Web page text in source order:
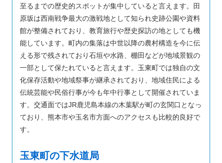
至るまでの歴史的スポットが集中していると言えます。田
原坂は西南戦争最大の激戦地として知られ史跡公園や資料
館が整備されており、教育旅行や歴史探訪の地としても機
能しています。町内の集落は中世以降の農村構造を今に伝
える形で残されており石垣や水路、棚田などが地域景観の
一部として保たれていると言えます。玉東町では独自の文
化保存活動や地域祭事が継承されており、地域住民による
伝統芸能や民俗行事が今も年中行事として開催されていま
す。交通面ではJR鹿児島本線の木葉駅が町の玄関口となっ
ており、熊本市や玉名市方面へのアクセスも比較的良好で
す。
玉東町の下水道局